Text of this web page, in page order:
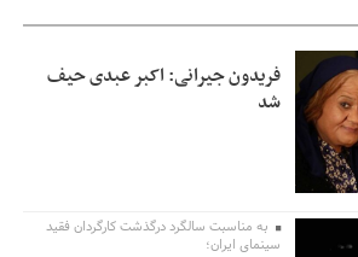
فریدون جیرانی: اکبر عبدی حیف
شد
به مناسبت سالگرد درگذشت کارگردان فقید
سینمای ایران؛